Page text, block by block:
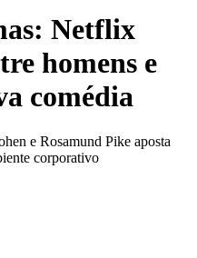
Netflix
homens e
comédia
e Rosamund Pike aposta
corporativo